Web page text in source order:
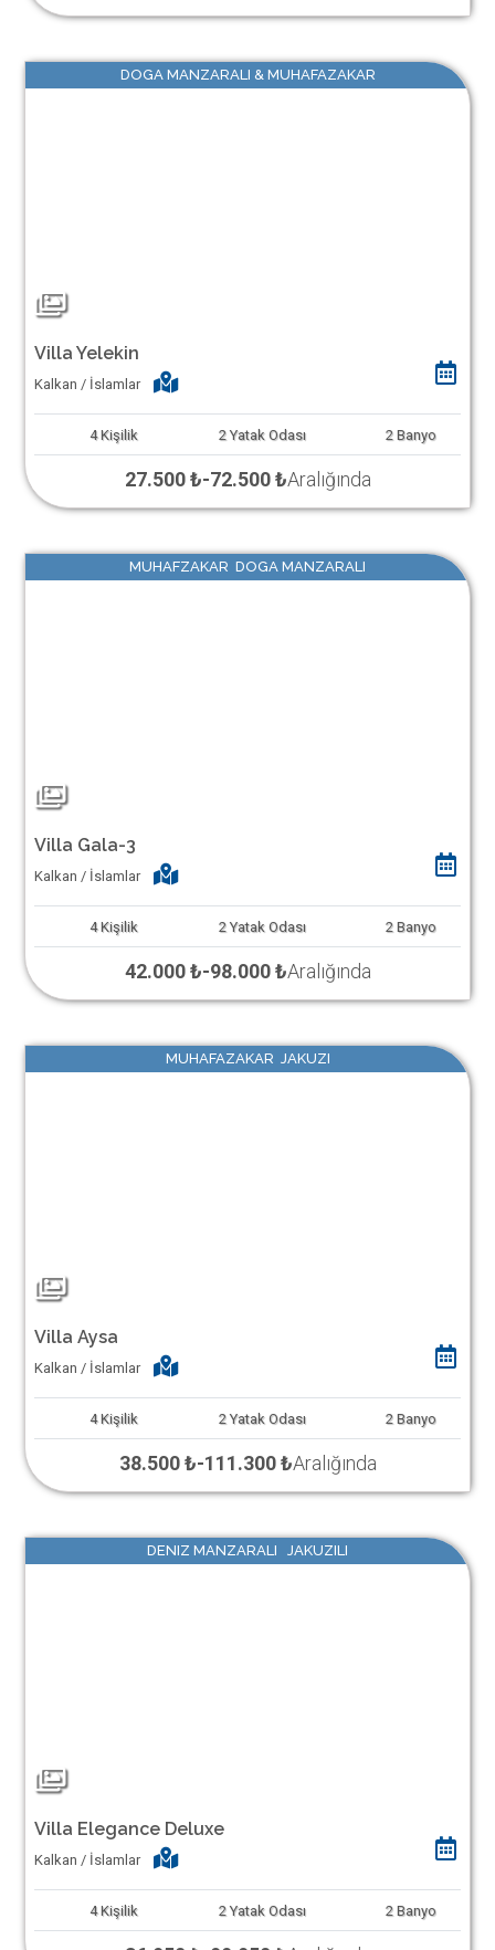
DOGA MANZARALI & MUHAFAZAKAR
Villa Yelekin
Kalkan / İslamlar
4 Kişilik 2 Yatak Odası 2 Banyo
27.500 ₺-72.500 ₺Aralığında
MUHAFZAKAR DOGA MANZARALI
Villa Gala-3
Kalkan / İslamlar
4 Kişilik 2 Yatak Odası 2 Banyo
42.000 ₺-98.000 ₺Aralığında
MUHAFAZAKAR JAKUZI
Villa Aysa
Kalkan / İslamlar
4 Kişilik 2 Yatak Odası 2 Banyo
38.500 ₺-111.300 ₺Aralığında
DENIZ MANZARALI JAKUZILI
Villa Elegance Deluxe
Kalkan / İslamlar
4 Kişilik 2 Yatak Odası 2 Banyo